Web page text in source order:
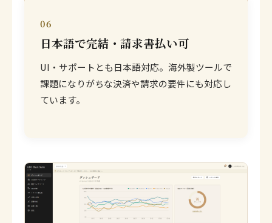
06
日本語で完結・請求書払い可
UI・サポートとも日本語対応。海外製ツールで
課題になりがちな決済や請求の要件にも対応し
ています。